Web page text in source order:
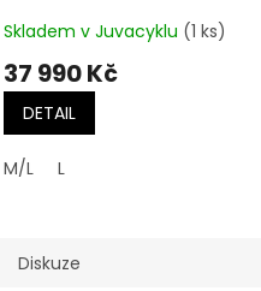
Skladem v Juvacyklu (1 ks)
37 990 Kč
DETAIL
M/L L
Diskuze